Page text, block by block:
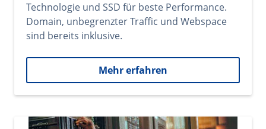
Technologie und SSD für beste Performance.
Domain, unbegrenzter Traffic und Webspace
sind bereits inklusive.
Mehr erfahren